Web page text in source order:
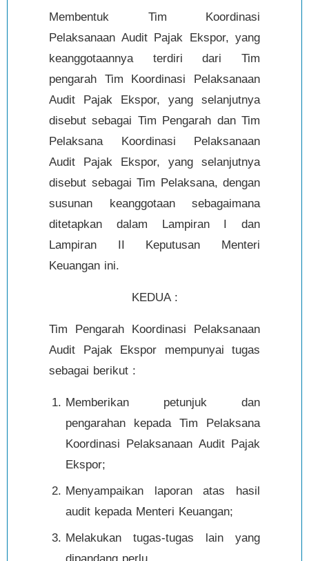
Membentuk Tim Koordinasi
Pelaksanaan Audit Pajak Ekspor, yang
keanggotaannya terdiri dari Tim
pengarah Tim Koordinasi Pelaksanaan
Audit Pajak Ekspor, yang selanjutnya
disebut sebagai Tim Pengarah dan Tim
Pelaksana Koordinasi Pelaksanaan
Audit Pajak Ekspor, yang selanjutnya
disebut sebagai Tim Pelaksana, dengan
susunan keanggotaan sebagaimana
ditetapkan dalam Lampiran I dan
Lampiran II Keputusan Menteri
Keuangan ini.
KEDUA :
Tim Pengarah Koordinasi Pelaksanaan
Audit Pajak Ekspor mempunyai tugas
sebagai berikut :
Memberikan petunjuk dan
pengarahan kepada Tim Pelaksana
Koordinasi Pelaksanaan Audit Pajak
Ekspor;
Menyampaikan laporan atas hasil
audit kepada Menteri Keuangan;
Melakukan tugas-tugas lain yang
dipandang perlu.